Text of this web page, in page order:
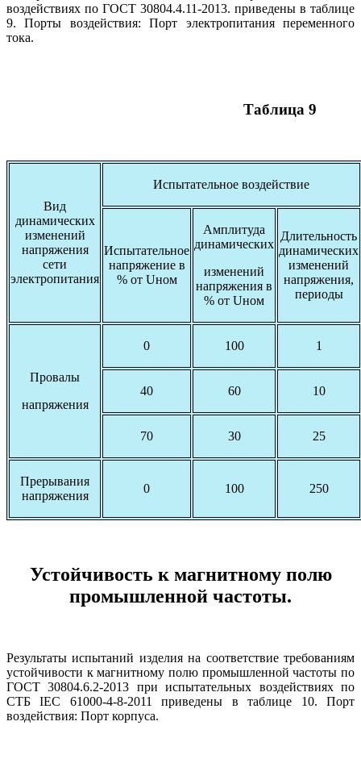
воздействиях по ГОСТ 30804.4.11-2013. приведены в таблице
9. Порты воздействия: Порт электропитания переменного
тока.
Таблица 9
Вид
динамических
изменений
напряжения
сети
электропитания
Испытательное воздействие
Испытательное
напряжение в
% от Uном
Амплитуда
динамических
изменений
напряжения в
% от Uном
Длительность
динамических
изменений
напряжения,
периоды
Провалы
напряжения
0 100 1
40 60 10
70 30 25
Прерывания
напряжения
0 100 250
Устойчивость к магнитному полю
промышленной частоты.
Результаты испытаний изделия на соответствие требованиям
устойчивости к магнитному полю промышленной частоты по
ГОСТ 30804.6.2-2013 при испытательных воздействиях по
СТБ IEC 61000-4-8-2011 приведены в таблице 10. Порт
воздействия: Порт корпуса.